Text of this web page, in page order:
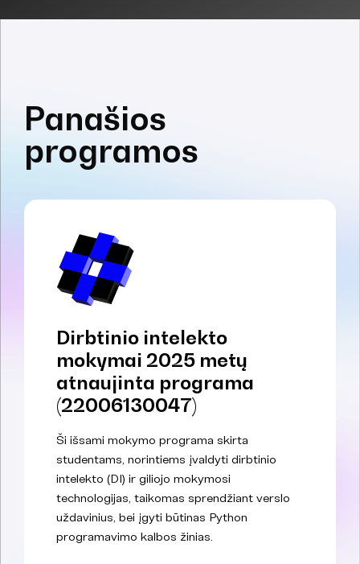
Panašios
programos
Dirbtinio intelekto
mokymai 2025 metų
atnaujinta programa
(22006130047)
Ši išsami mokymo programa skirta
studentams, norintiems įvaldyti dirbtinio
intelekto (DI) ir giliojo mokymosi
technologijas, taikomas sprendžiant verslo
uždavinius, bei įgyti būtinas Python
programavimo kalbos žinias.